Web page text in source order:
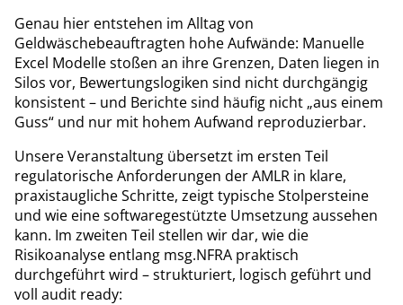
Genau hier entstehen im Alltag von
Geldwäschebeauftragten hohe Aufwände: Manuelle
Excel Modelle stoßen an ihre Grenzen, Daten liegen in
Silos vor, Bewertungslogiken sind nicht durchgängig
konsistent – und Berichte sind häufig nicht „aus einem
Guss“ und nur mit hohem Aufwand reproduzierbar.
Unsere Veranstaltung übersetzt im ersten Teil
regulatorische Anforderungen der AMLR in klare,
praxistaugliche Schritte, zeigt typische Stolpersteine
und wie eine softwaregestützte Umsetzung aussehen
kann. Im zweiten Teil stellen wir dar, wie die
Risikoanalyse entlang msg.NFRA praktisch
durchgeführt wird – strukturiert, logisch geführt und
voll audit ready: